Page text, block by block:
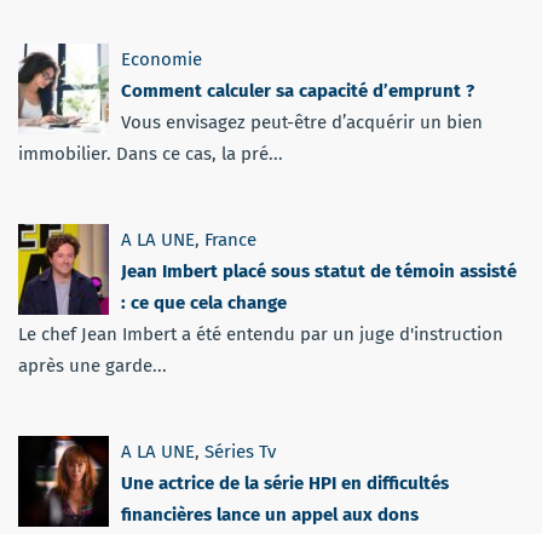
Economie
Comment calculer sa capacité d’emprunt ?
Vous envisagez peut-être d’acquérir un bien
immobilier. Dans ce cas, la pré...
A LA UNE, France
Jean Imbert placé sous statut de témoin assisté
: ce que cela change
Le chef Jean Imbert a été entendu par un juge d'instruction
après une garde...
A LA UNE, Séries Tv
Une actrice de la série HPI en difficultés
financières lance un appel aux dons